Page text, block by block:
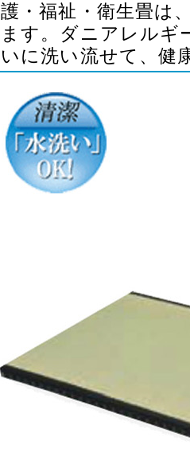
護・福祉・衛生畳は
ます。ダニアレルギ
いに洗い流せて、健